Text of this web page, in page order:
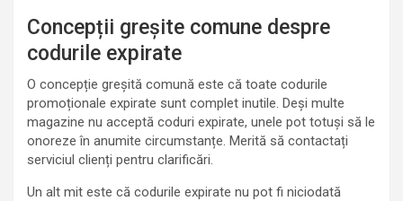
Concepții greșite comune despre
codurile expirate
O concepție greșită comună este că toate codurile
promoționale expirate sunt complet inutile. Deși multe
magazine nu acceptă coduri expirate, unele pot totuși să le
onoreze în anumite circumstanțe. Merită să contactați
serviciul clienți pentru clarificări.
Un alt mit este că codurile expirate nu pot fi niciodată